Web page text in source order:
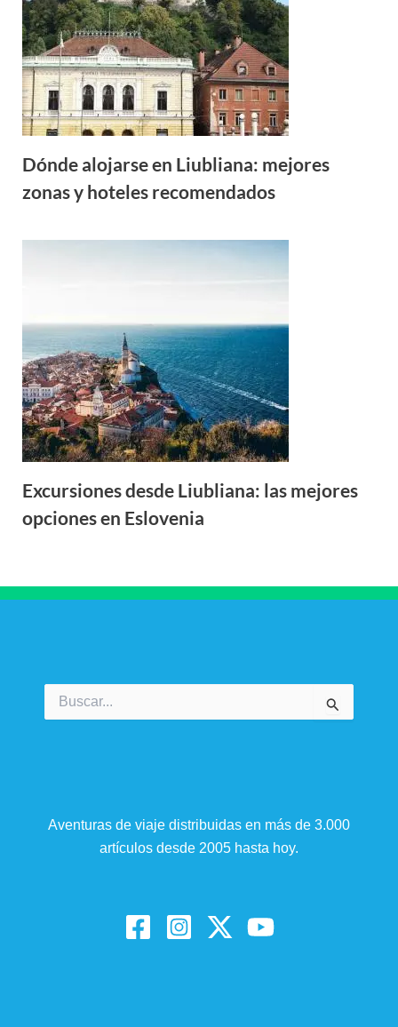
Dónde alojarse en Liubliana: mejores
zonas y hoteles recomendados
Excursiones desde Liubliana: las mejores
opciones en Eslovenia
por:
Aventuras de viaje distribuidas en más de 3.000
artículos desde 2005 hasta hoy.